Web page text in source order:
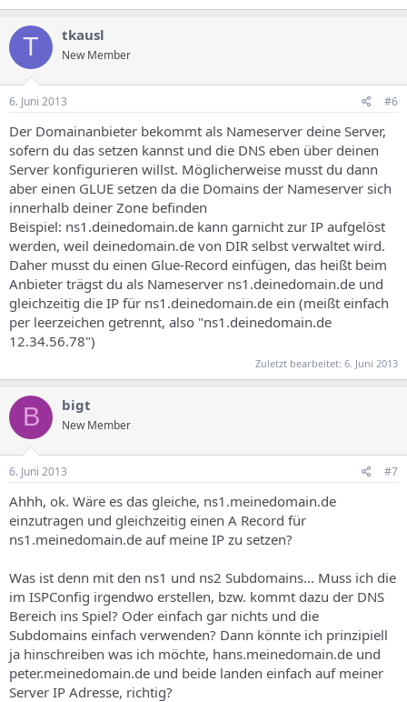
T tkausl
New Member
6. Juni 2013 #6
Der Domainanbieter bekommt als Nameserver deine Server,
sofern du das setzen kannst und die DNS eben über deinen
Server konfigurieren willst. Möglicherweise musst du dann
aber einen GLUE setzen da die Domains der Nameserver sich
innerhalb deiner Zone befinden
Beispiel: ns1.deinedomain.de kann garnicht zur IP aufgelöst
werden, weil deinedomain.de von DIR selbst verwaltet wird.
Daher musst du einen Glue-Record einfügen, das heißt beim
Anbieter trägst du als Nameserver ns1.deinedomain.de und
gleichzeitig die IP für ns1.deinedomain.de ein (meißt einfach
per leerzeichen getrennt, also "ns1.deinedomain.de
12.34.56.78")
Zuletzt bearbeitet: 6. Juni 2013
B bigt
New Member
6. Juni 2013 #7
Ahhh, ok. Wäre es das gleiche, ns1.meinedomain.de
einzutragen und gleichzeitig einen A Record für
ns1.meinedomain.de auf meine IP zu setzen?
Was ist denn mit den ns1 und ns2 Subdomains... Muss ich die
im ISPConfig irgendwo erstellen, bzw. kommt dazu der DNS
Bereich ins Spiel? Oder einfach gar nichts und die
Subdomains einfach verwenden? Dann könnte ich prinzipiell
ja hinschreiben was ich möchte, hans.meinedomain.de und
peter.meinedomain.de und beide landen einfach auf meiner
Server IP Adresse, richtig?